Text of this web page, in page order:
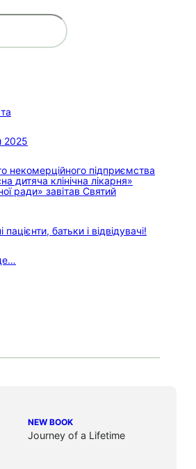
2025
некомерційного підприємства
дитяча клінічна лікарня»
ради» завітав Святий
батьки і відвідувачі!
NEW BOOK
Journey of a Lifetime